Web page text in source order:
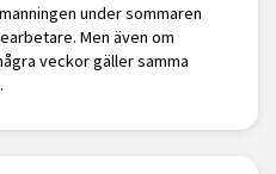
under sommaren
Men även om
veckor gäller samma